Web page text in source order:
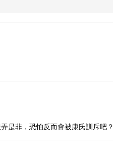
是非，恐怕反而會被康氏訓斥吧？